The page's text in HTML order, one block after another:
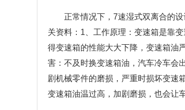
正常情况下，7速湿式双离合的
关资料：1、工作原理：变速箱是靠
得变速箱的性能大大下降，变速箱油
害：不及时换变速箱油，汽车冷车会
剧机械零件的磨损，严重时损坏变速
变速箱油温过高，加剧磨损，也会让